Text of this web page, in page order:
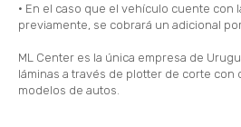
• En el caso que el vehículo cuente con
previamente, se cobrará un adicional
ML Center es la única empresa de
láminas a través de plotter de corte con
modelos de autos.